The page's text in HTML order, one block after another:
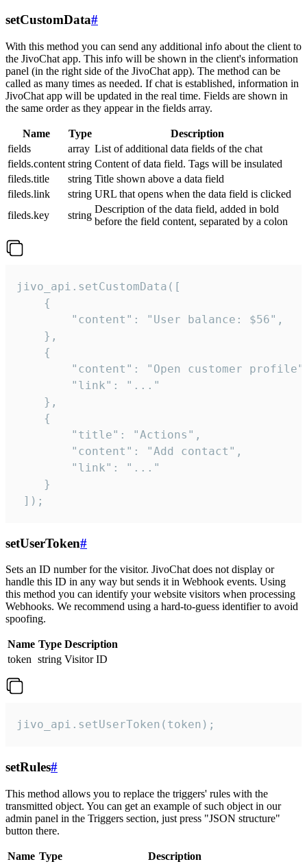
setCustomData#
With this method you can send any additional info about the client to
the JivoChat app. This info will be shown in the client's information
panel (in the right side of the JivoChat app). The method can be
called as many times as needed. If chat is established, information in
JivoChat app will be updated in the real time. Fields are shown in
the same order as they appear in the fields array.
Name Type
Description
fields
array List of additional data fields of the chat
fields.content string Content of data field. Tags will be insulated
fileds.title
string Title shown above a data field
fileds.link
string URL that opens when the data field is clicked
fileds.key
string
Description of the data field, added in bold
before the field content, separated by a colon
jivo_api.setCustomData([
    {
        "content": "User balance: $56",
    },
    {
"content": "Open customer
        "link": "..."
    },
    {
        "title": "Actions",
        "content": "Add contact",
        "link": "..."
    }
]);
setUserToken#
Sets an ID number for the visitor. JivoChat does not display or
handle this ID in any way but sends it in Webhook events. Using
this method you can identify your website visitors when processing
Webhooks. We recommend using a hard-to-guess identifier to avoid
spoofing.
Name Type Description
token string Visitor ID
jivo_api.setUserToken(token);
setRules#
This method allows you to replace the triggers' rules with the
transmitted object. You can get an example of such object in our
admin panel in the Triggers section, just press "JSON structure"
button there.
Name Type
Description